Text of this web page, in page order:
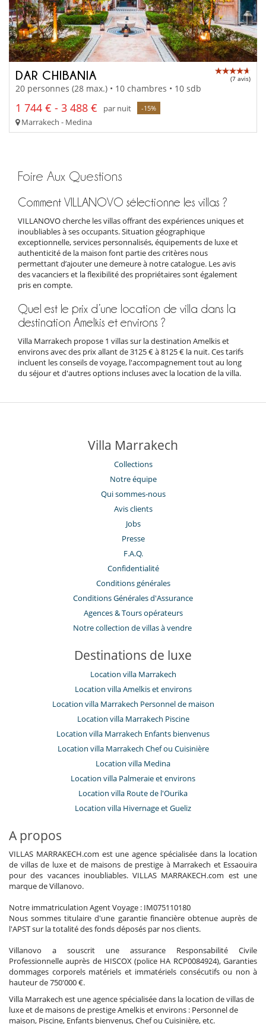
DAR CHIBANIA (7 avis)
20 personnes (28 max.) • 10 chambres • 10 sdb
1 744 € - 3 488 € par nuit -15%
Marrakech - Medina
Foire Aux Questions
Comment VILLANOVO sélectionne les villas ?
VILLANOVO cherche les villas offrant des expériences uniques et
inoubliables à ses occupants. Situation géographique
exceptionnelle, services personnalisés, équipements de luxe et
authenticité de la maison font partie des critères nous
permettant d’ajouter une demeure à notre catalogue. Les avis
des vacanciers et la flexibilité des propriétaires sont également
pris en compte.
Quel est le prix d’une location de villa dans la
destination Amelkis et environs ?
Villa Marrakech propose 1 villas sur la destination Amelkis et
environs avec des prix allant de 3125 € à 8125 € la nuit. Ces tarifs
incluent les conseils de voyage, l'accompagnement tout au long
du séjour et d'autres options incluses avec la location de la villa.
Villa Marrakech
Collections
Notre équipe
Qui sommes-nous
Avis clients
Jobs
Presse
F.A.Q.
Confidentialité
Conditions générales
Conditions Générales d'Assurance
​Agences & Tours opérateurs
Notre collection de villas à vendre
Destinations de luxe
Location villa Marrakech
Location villa Amelkis et environs
Location villa Marrakech Personnel de maison
Location villa Marrakech Piscine
Location villa Marrakech Enfants bienvenus
Location villa Marrakech Chef ou Cuisinière
Location villa Medina
Location villa Palmeraie et environs
Location villa Route de l'Ourika
Location villa Hivernage et Gueliz
A propos
VILLAS MARRAKECH.com est une agence spécialisée dans la location
de villas de luxe et de maisons de prestige à Marrakech et Essaouira
pour des vacances inoubliables. VILLAS MARRAKECH.com est une
marque de Villanovo.
Notre immatriculation Agent Voyage : IM075110180
Nous sommes titulaire d'une garantie financière obtenue auprès de
l'APST sur la totalité des fonds déposés par nos clients.
Villanovo a souscrit une assurance Responsabilité Civile
Professionnelle auprès de HISCOX (police HA RCP0084924), Garanties
dommages corporels matériels et immatériels consécutifs ou non à
hauteur de 750'000 €.
Villa Marrakech est une agence spécialisée dans la location de villas de
luxe et de maisons de prestige Amelkis et environs : Personnel de
maison, Piscine, Enfants bienvenus, Chef ou Cuisinière, etc.